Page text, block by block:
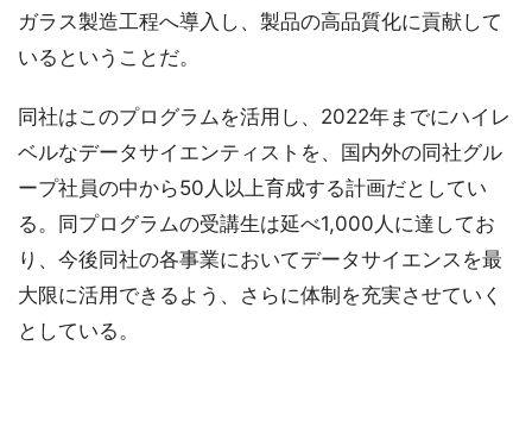
ガラス製造工程へ導入し、製品の高品質化に貢献して
いるということだ。
同社はこのプログラムを活用し、2022年までにハイレ
ベルなデータサイエンティストを、国内外の同社グル
ープ社員の中から50人以上育成する計画だとしてい
る。同プログラムの受講生は延べ1,000人に達してお
り、今後同社の各事業においてデータサイエンスを最
大限に活用できるよう、さらに体制を充実させていく
としている。